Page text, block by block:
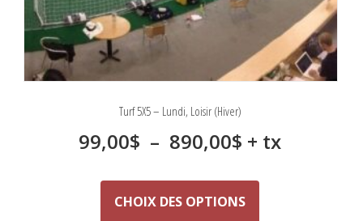
Turf 5X5 – Lundi, Loisir (Hiver)
99,00$ – 890,00$ Plage
prix :
+ tx
CHOIX DES OPTIONS